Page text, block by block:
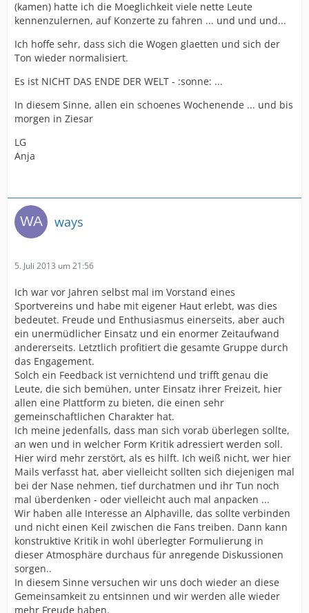
(kamen) hatte ich die Moeglichkeit viele nette Leute
kennenzulernen, auf Konzerte zu fahren ... und und und...
Ich hoffe sehr, dass sich die Wogen glaetten und sich der
Ton wieder normalisiert.
Es ist NICHT DAS ENDE DER WELT - :sonne: ...
In diesem Sinne, allen ein schoenes Wochenende ... und bis
morgen in Ziesar
LG
Anja
ways
5. Juli 2013 um 21:56
Ich war vor Jahren selbst mal im Vorstand eines
Sportvereins und habe mit eigener Haut erlebt, was dies
bedeutet. Freude und Enthusiasmus einerseits, aber auch
ein unermüdlicher Einsatz und ein enormer Zeitaufwand
andererseits. Letztlich profitiert die gesamte Gruppe durch
das Engagement.
Solch ein Feedback ist vernichtend und trifft genau die
Leute, die sich bemühen, unter Einsatz ihrer Freizeit, hier
allen eine Plattform zu bieten, die einen sehr
gemeinschaftlichen Charakter hat.
Ich meine jedenfalls, dass man sich vorab überlegen sollte,
an wen und in welcher Form Kritik adressiert werden soll.
Hier wird mehr zerstört, als es hilft. Ich weiß nicht, wer hier
Mails verfasst hat, aber vielleicht sollten sich diejenigen mal
bei der Nase nehmen, tief durchatmen und ihr Tun noch
mal überdenken - oder vielleicht auch mal anpacken ...
Wir haben alle Interesse an Alphaville, das sollte verbinden
und nicht einen Keil zwischen die Fans treiben. Dann kann
konstruktive Kritik in wohl überlegter Formulierung in
dieser Atmosphäre durchaus für anregende Diskussionen
sorgen..
In diesem Sinne versuchen wir uns doch wieder an diese
Gemeinsamkeit zu entsinnen und wir werden alle wieder
mehr Freude haben.